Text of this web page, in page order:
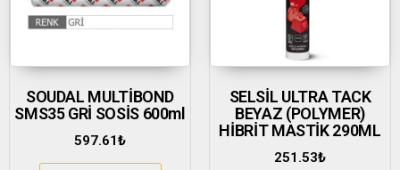
SOUDAL MULTİBOND
SMS35 GRİ SOSİS 600ml
597.61₺
SELSİL ULTRA TACK
BEYAZ (POLYMER)
HİBRİT MASTİK 290ML
251.53₺